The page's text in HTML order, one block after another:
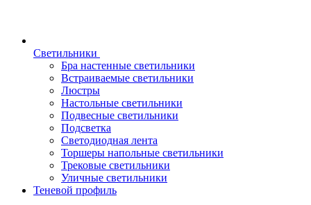
Светильники
Бра настенные светильники
Встраиваемые светильники
Люстры
Настольные светильники
Подвесные светильники
Подсветка
Светодиодная лента
Торшеры напольные светильники
Трековые светильники
Уличные светильники
Теневой профиль